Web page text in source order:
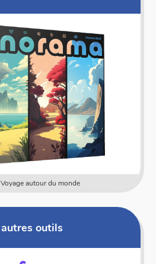
autour du monde
outils